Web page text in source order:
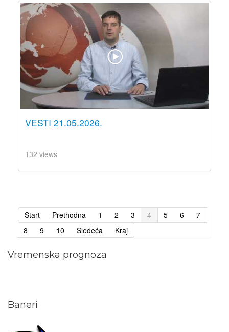
VESTI 21.05.2026.
132 views
Start Prethodna 1 2 3 4 5 6
7
8
9 10 Sledeća Kraj
Vremenska prognoza
Baneri